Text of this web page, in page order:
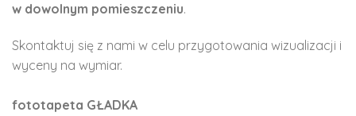
w dowolnym pomieszczeniu.
Skontaktuj się z nami w celu przygotowania wizualizacji i
wyceny na wymiar.
fototapeta GŁADKA